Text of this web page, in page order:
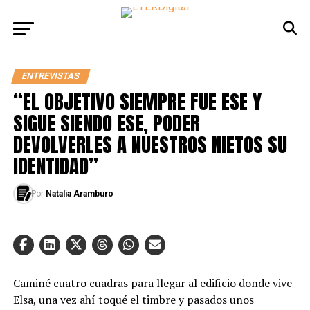
ENTREVISTAS
“EL OBJETIVO SIEMPRE FUE ESE Y
SIGUE SIENDO ESE, PODER
DEVOLVERLES A NUESTROS NIETOS SU
IDENTIDAD”
Por Natalia Aramburo
Caminé cuatro cuadras para llegar al edificio donde vive
Elsa, una vez ahí toqué el timbre y pasados unos